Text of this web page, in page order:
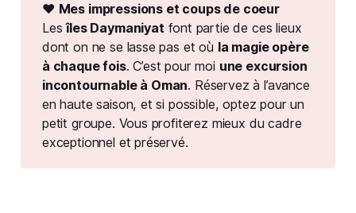
❤️ Mes impressions et coups de coeur
Les îles Daymaniyat font partie de ces lieux
dont on ne se lasse pas et où la magie opère
à chaque fois. C’est pour moi une excursion
incontournable à Oman. Réservez à l’avance
en haute saison, et si possible, optez pour un
petit groupe. Vous profiterez mieux du cadre
exceptionnel et préservé.